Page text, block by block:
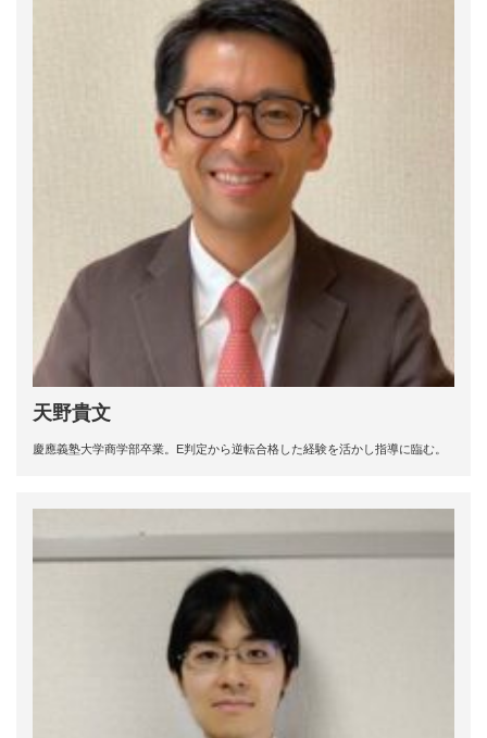
天野貴文
慶應義塾大学商学部卒業。E判定から逆転合格した経験を活かし指導に臨む。